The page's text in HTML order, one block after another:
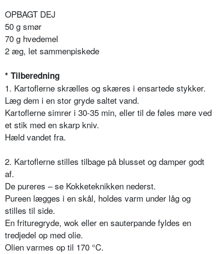
OPBAGT DEJ
50 g smør
70 g hvedemel
2 æg, let sammenpiskede
* Tilberedning
1. Kartoflerne skrælles og skæres i ensartede stykker.
Læg dem i en stor gryde saltet vand.
Kartoflerne simrer i 30-35 min, eller til de føles møre ved
et stik med en skarp kniv.
Hæld vandet fra.
2. Kartoflerne stilles tilbage på blusset og damper godt
af.
De pureres – se Kokketeknikken nederst.
Pureen lægges i en skål, holdes varm under låg og
stilles til side.
En frituregryde, wok eller en sauterpande fyldes en
tredjedel op med olie.
Olien varmes op til 170 °C.